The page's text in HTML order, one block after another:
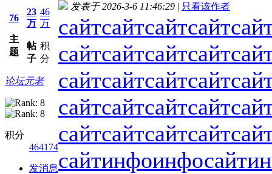
76
主
题
23
万
帖
子
46
万
积
分
论坛元老
积分
464174
发消息
发表于 2026-3-6 11:46:29 | 只看该作者
сайтсайтсайтсайт
сайтсайтсайтсайт
сайтсайтсайтсайт
сайтсайтсайтсайт
сайтсайтсайтсайт
сайтинфоинфосайт